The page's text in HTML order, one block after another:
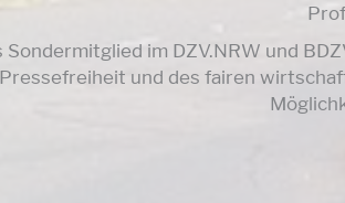
Sondermitglied im DZV.NRW und
und des fairen